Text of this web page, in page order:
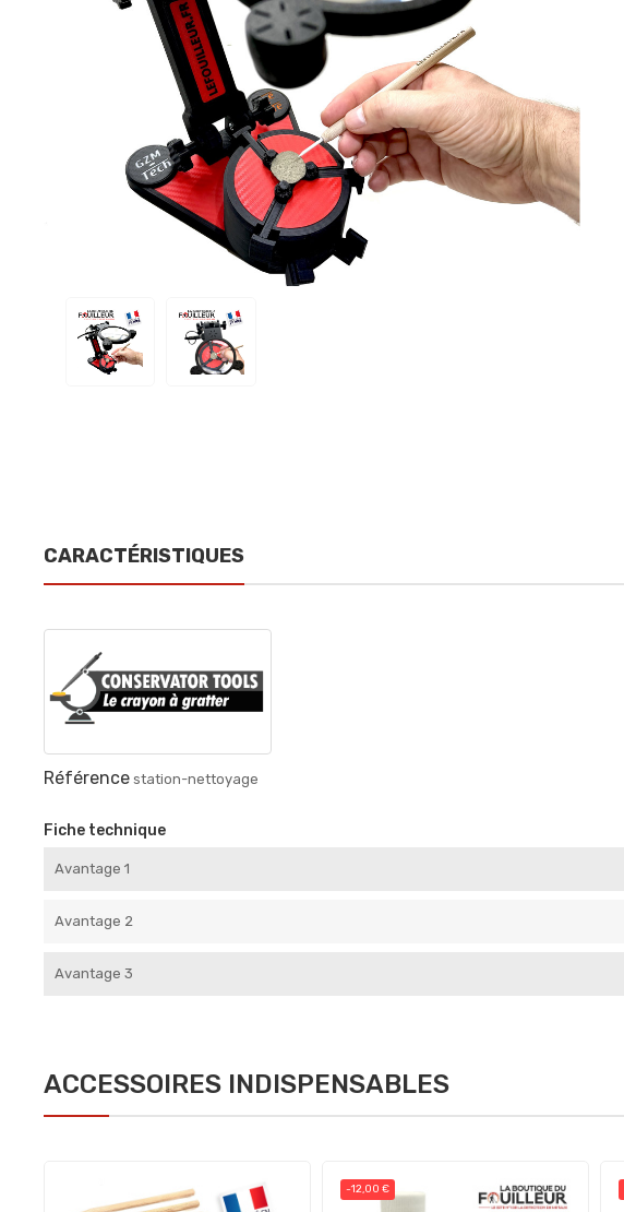
CARACTÉRISTIQUES
Référence station-nettoyage
Fiche technique
Avantage 1
Avantage 2
Avantage 3
ACCESSOIRES INDISPENSABLES
-12,00 €